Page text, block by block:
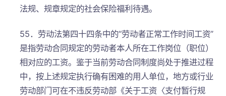
法规、规章规定的社会保险福利待遇。
55．劳动法第四十四条中的“劳动者正常工作时间工资”
是指劳动合同规定的劳动者本人所在工作岗位（职位）
相对应的工资。鉴于当前劳动合同制度尚处于推进过程
中，按上述规定执行确有困难的用人单位，地方或行业
劳动部门可在不违反劳动部《关于工资〈支付暂行规